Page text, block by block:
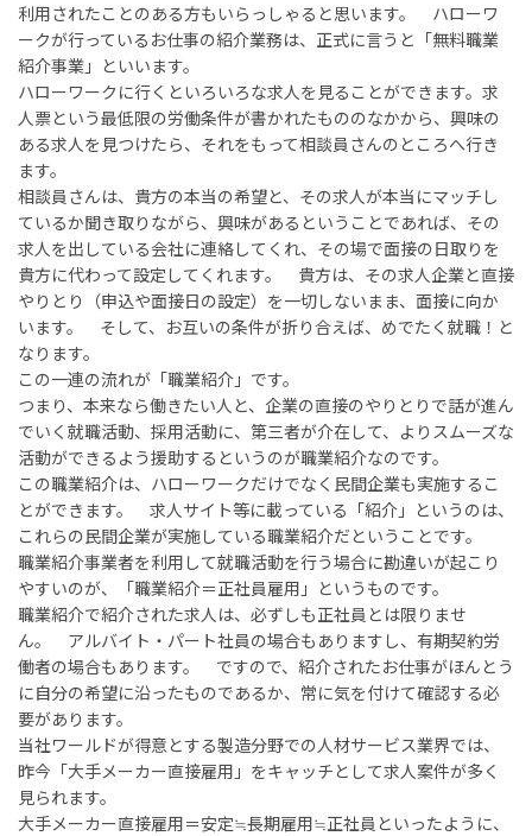
利用されたことのある方もいらっしゃると思います。 ハローワ
ークが行っているお仕事の紹介業務は、正式に言うと「無料職業
紹介事業」といいます。
ハローワークに行くといろいろな求人を見ることができます。求
人票という最低限の労働条件が書かれたもののなかから、興味の
ある求人を見つけたら、それをもって相談員さんのところへ行き
ます。
相談員さんは、貴方の本当の希望と、その求人が本当にマッチし
ているか聞き取りながら、興味があるということであれば、その
求人を出している会社に連絡してくれ、その場で面接の日取りを
貴方に代わって設定してくれます。 貴方は、その求人企業と直接
やりとり（申込や面接日の設定）を一切しないまま、面接に向か
います。 そして、お互いの条件が折り合えば、めでたく就職！と
なります。
この一連の流れが「職業紹介」です。
つまり、本来なら働きたい人と、企業の直接のやりとりで話が進ん
でいく就職活動、採用活動に、第三者が介在して、よりスムーズな
活動ができるよう援助するというのが職業紹介なのです。
この職業紹介は、ハローワークだけでなく民間企業も実施するこ
とができます。 求人サイト等に載っている「紹介」というのは、
これらの民間企業が実施している職業紹介だということです。
職業紹介事業者を利用して就職活動を行う場合に勘違いが起こり
やすいのが、「職業紹介＝正社員雇用」というものです。
職業紹介で紹介された求人は、必ずしも正社員とは限りませ
ん。 アルバイト・パート社員の場合もありますし、有期契約労
働者の場合もあります。 ですので、紹介されたお仕事がほんとう
に自分の希望に沿ったものであるか、常に気を付けて確認する必
要があります。
当社ワールドが得意とする製造分野での人材サービス業界では、
昨今「大手メーカー直接雇用」をキャッチとして求人案件が多く
見られます。
大手メーカー直接雇用＝安定≒長期雇用≒正社員といったように、